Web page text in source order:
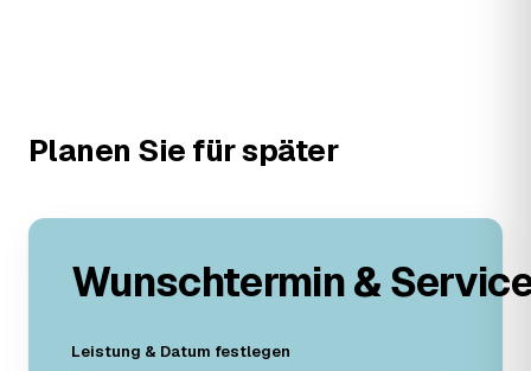
Planen Sie für später
Wunschtermin &
Leistung & Datum festlegen